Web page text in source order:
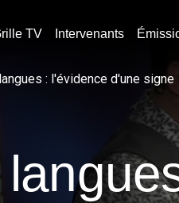
TV Intervenants
: l'évidence d'une signe